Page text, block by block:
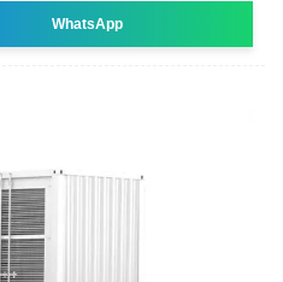
WhatsApp